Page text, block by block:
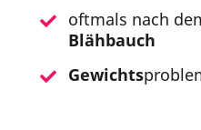
oftmals nach
Blähbauch
Gewichts